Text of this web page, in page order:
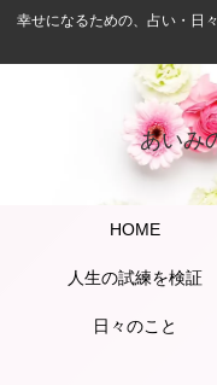
幸せになるための、占い・日
あいみ
HOME
人生の試練を検証
日々のこと